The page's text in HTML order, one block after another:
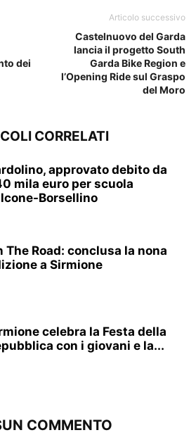
dei
Articolo successivo
Castelnuovo del Garda
lancia il progetto South
Garda Bike Region e
l’Opening Ride sul Graspo
del Moro
CORRELATI
approvato debito da
mila euro per scuola
Borsellino
The Road: conclusa la nona
a Sirmione
celebra la Festa della
con i giovani e la...
COMMENTO